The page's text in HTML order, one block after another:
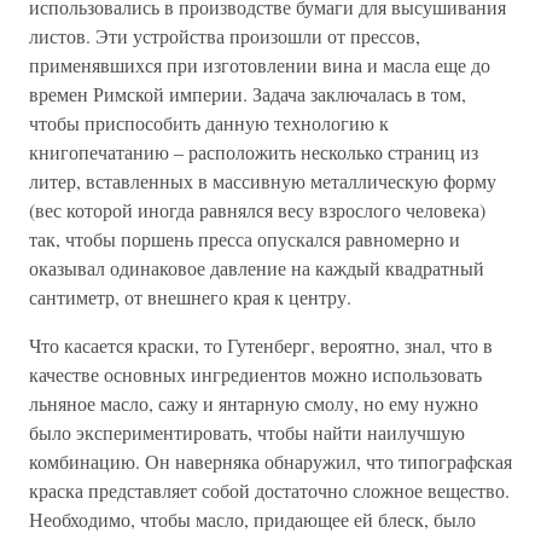
использовались в производстве бумаги для высушивания
листов. Эти устройства произошли от прессов,
применявшихся при изготовлении вина и масла еще до
времен Римской империи. Задача заключалась в том,
чтобы приспособить данную технологию к
книгопечатанию – расположить несколько страниц из
литер, вставленных в массивную металлическую форму
(вес которой иногда равнялся весу взрослого человека)
так, чтобы поршень пресса опускался равномерно и
оказывал одинаковое давление на каждый квадратный
сантиметр, от внешнего края к центру.
Что касается краски, то Гутенберг, вероятно, знал, что в
качестве основных ингредиентов можно использовать
льняное масло, сажу и янтарную смолу, но ему нужно
было экспериментировать, чтобы найти наилучшую
комбинацию. Он наверняка обнаружил, что типографская
краска представляет собой достаточно сложное вещество.
Необходимо, чтобы масло, придающее ей блеск, было